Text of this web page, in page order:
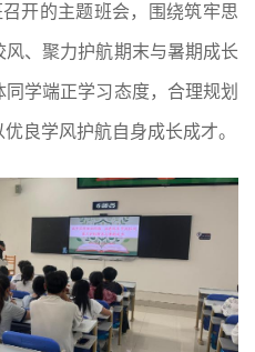
开的主题班会，围绕筑牢思
、聚力护航期末与暑期成长
学端正学习态度，合理规划
良学风护航自身成长成才。